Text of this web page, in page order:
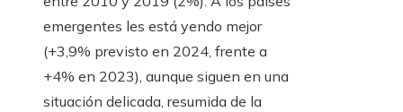
emergentes les está yendo mejor
(+3,9% previsto en 2024, frente a
+4% en 2023), aunque siguen en una
situación delicada, resumida de la